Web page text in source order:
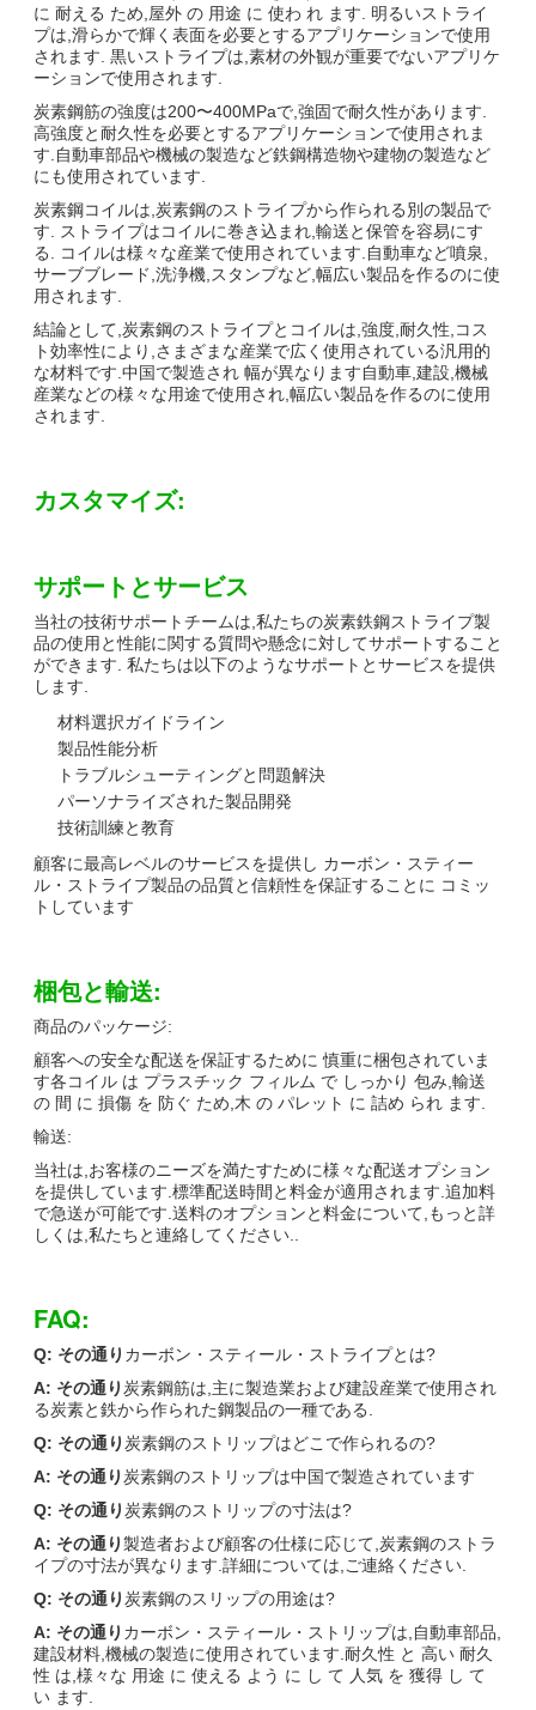
に 耐える ため,屋外 の 用途 に 使わ れ ます. 明るいストライ
プは,滑らかで輝く表面を必要とするアプリケーションで使用
されます. 黒いストライプは,素材の外観が重要でないアプリケ
ーションで使用されます.
炭素鋼筋の強度は200〜400MPaで,強固で耐久性があります.
高強度と耐久性を必要とするアプリケーションで使用されま
す.自動車部品や機械の製造など鉄鋼構造物や建物の製造など
にも使用されています.
炭素鋼コイルは,炭素鋼のストライプから作られる別の製品で
す. ストライプはコイルに巻き込まれ,輸送と保管を容易にす
る. コイルは様々な産業で使用されています.自動車など噴泉,
サーブブレード,洗浄機,スタンプなど,幅広い製品を作るのに使
用されます.
結論として,炭素鋼のストライプとコイルは,強度,耐久性,コス
ト効率性により,さまざまな産業で広く使用されている汎用的
な材料です.中国で製造され 幅が異なります自動車,建設,機械
産業などの様々な用途で使用され,幅広い製品を作るのに使用
されます.
カスタマイズ:
サポートとサービス
当社の技術サポートチームは,私たちの炭素鉄鋼ストライプ製
品の使用と性能に関する質問や懸念に対してサポートすること
ができます. 私たちは以下のようなサポートとサービスを提供
します.
材料選択ガイドライン
製品性能分析
トラブルシューティングと問題解決
パーソナライズされた製品開発
技術訓練と教育
顧客に最高レベルのサービスを提供し カーボン・スティー
ル・ストライプ製品の品質と信頼性を保証することに コミッ
トしています
梱包と輸送:
商品のパッケージ:
顧客への安全な配送を保証するために 慎重に梱包されていま
す各コイル は プラスチック フィルム で しっかり 包み,輸送
の 間 に 損傷 を 防ぐ ため,木 の パレット に 詰め られ ます.
輸送:
当社は,お客様のニーズを満たすために様々な配送オプション
を提供しています.標準配送時間と料金が適用されます.追加料
で急送が可能です.送料のオプションと料金について,もっと詳
しくは,私たちと連絡してください..
FAQ:
Q: その通り カーボン・スティール・ストライプとは?
A: その通り 炭素鋼筋は,主に製造業および建設産業で使用され
る炭素と鉄から作られた鋼製品の一種である.
Q: その通り 炭素鋼のストリップはどこで作られるの?
A: その通り 炭素鋼のストリップは中国で製造されています
Q: その通り 炭素鋼のストリップの寸法は?
A: その通り製造者および顧客の仕様に応じて,炭素鋼のストラ
イプの寸法が異なります.詳細については,ご連絡ください.
Q: その通り 炭素鋼のスリップの用途は?
A: その通り カーボン・スティール・ストリップは,自動車部品,
建設材料,機械の製造に使用されています.耐久性 と 高い 耐久
性 は,様々な 用途 に 使える よう に し て 人気 を 獲得 し て
い ます.